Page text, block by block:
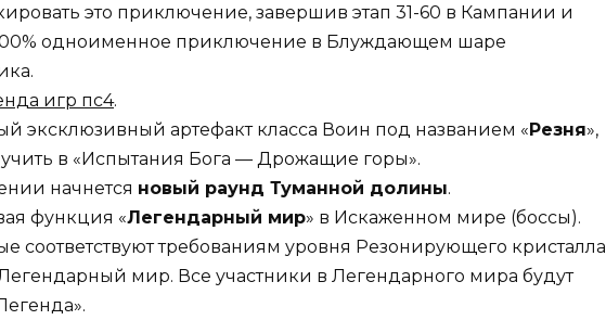
это приключение, завершив этап 31-60 в Кампании и
одноименное приключение в Блуждающем шаре
игр пс4.
эксклюзивный артефакт класса Воин под названием « Резня»,
в «Испытания Бога — Дрожащие горы».
начнется новый раунд Туманной долины.
функция «Легендарный мир» в Искаженном мире (боссы).
соответствуют требованиям уровня Резонирующего
мир. Все участники в Легендарного мира будут